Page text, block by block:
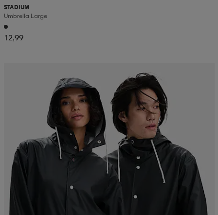
STADIUM
Umbrella Large
12,99